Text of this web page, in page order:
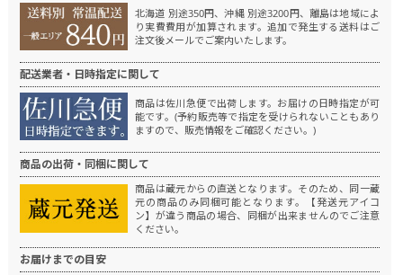
北海道 別途350円、沖縄 別途3200円、離島は地域によ
り実費費用が加算されます。 追加で発生する送料はご
注文後メールでご案内いたします。
配送業者・日時指定に関して
商品は佐川急便で出荷します。 お届けの日時指定が可
能です。(予約販売等で指定を受けられないこともあり
ますので、販売情報をご確認ください。)
商品の出荷・同梱に関して
商品は蔵元からの直送となります。 そのため、同一蔵
元の商品のみ同梱可能となります。
【発送元アイコ
ン】が違う商品の場合、同梱が出来ませんのでご注意
ください。
お届けまでの目安